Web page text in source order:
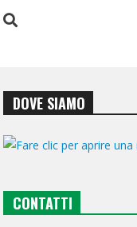
DOVE SIAMO
CONTATTI